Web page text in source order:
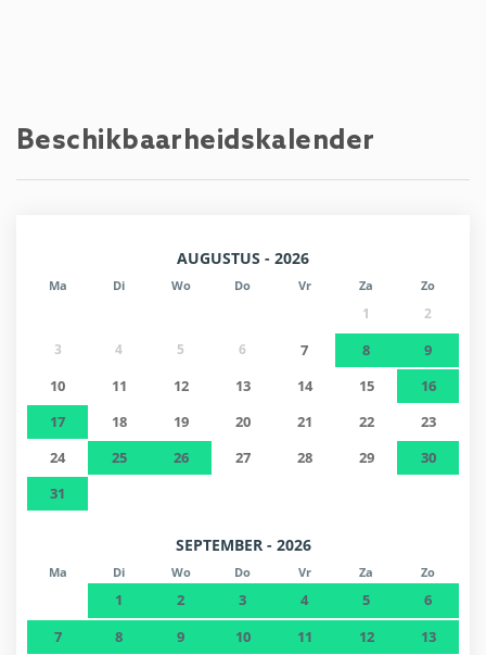
Beschikbaarheidskalender
AUGUSTUS - 2026
Ma Di Wo Do Vr Za Zo
1
2
3
4 5 6 7 8
9
10
11 12 13 14 15
16
17
18 19 20 21 22
23
24
25 26 27 28 29
30
31
SEPTEMBER - 2026
Ma Di Wo Do Vr Za Zo
1 2 3 4 5
6
7
8 9 10 11 12
13